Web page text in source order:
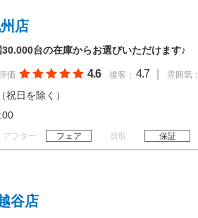
店
台の在庫からお選びいただけます♪
価 4.6 接客： 4.7 雰囲気：
祝日を除く）
アフター フェア 買取 保証
谷店